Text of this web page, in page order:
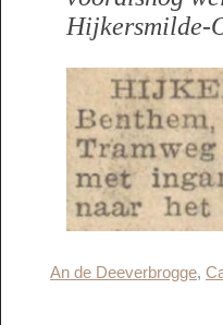
Hijkersmilde-
An de Deeverbrogge,